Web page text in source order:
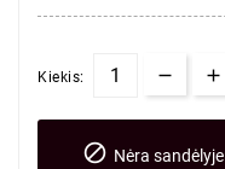
Kiekis:
 Nėra sandėlyje